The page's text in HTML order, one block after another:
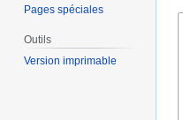
Pages spéciales
Outils
Version imprimable